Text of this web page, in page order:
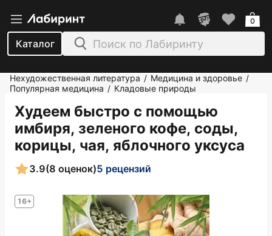
Каталог
0
Нехудожественная литература / Медицина и здоровье /
Популярная медицина / Кладовые природы
Худеем быстро с помощью
имбиря, зеленого кофе, соды,
корицы, чая, яблочного уксуса
16+
3.9(8 оценок)5 рецензий